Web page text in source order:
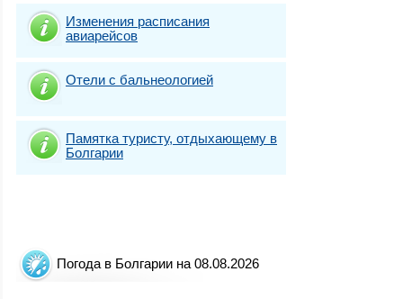
Изменения расписания
авиарейсов
Отели с бальнеологией
Памятка туристу, отдыхающему в
Болгарии
Погода в Болгарии на 08.08.2026